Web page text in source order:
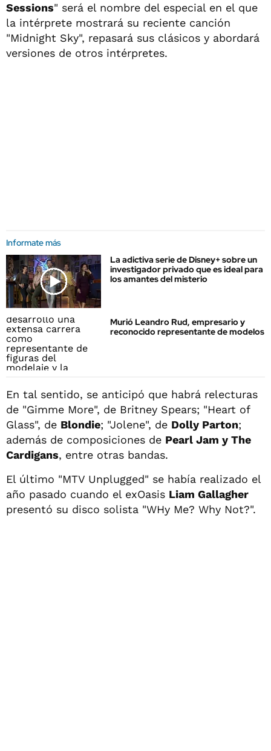
Sessions" será el nombre del especial en el que
la intérprete mostrará su reciente canción
"Midnight Sky", repasará sus clásicos y abordará
versiones de otros intérpretes.
Informate más
La adictiva serie de Disney+ sobre un
investigador privado que es ideal para
los amantes del misterio
Murió Leandro Rud, empresario y
reconocido representante de modelos
En tal sentido, se anticipó que habrá relecturas
de "Gimme More", de Britney Spears; "Heart of
Glass", de Blondie; "Jolene", de Dolly Parton;
además de composiciones de Pearl Jam y The
Cardigans, entre otras bandas.
El último "MTV Unplugged" se había realizado el
año pasado cuando el exOasis Liam Gallagher
presentó su disco solista "WHy Me? Why Not?".